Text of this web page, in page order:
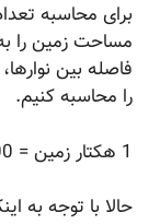
برای محاسبه تعداد
مساحت زمین را به
فاصله بین نوارها،
را محاسبه کنیم.
حالا با توجه به اینکه